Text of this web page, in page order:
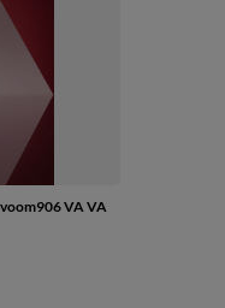
VA VA